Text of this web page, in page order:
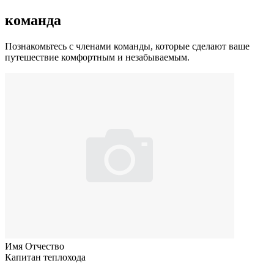
команда
Познакомьтесь с членами команды, которые сделают ваше
путешествие комфортным и незабываемым.
Имя Отчество
Капитан теплохода